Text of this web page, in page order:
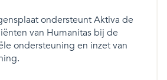
ondersteunt Aktiva de
van Humanitas bij de
ondersteuning en inzet van